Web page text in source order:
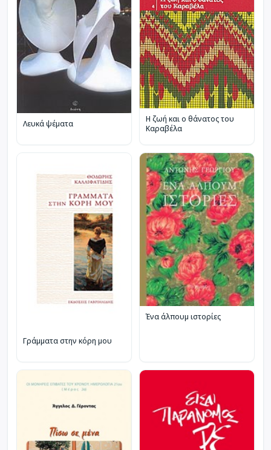
Λευκά ψέματα
Η ζωή και ο θάνατος του
Καραβέλα
Γράμματα στην κόρη μου
Ένα άλπουμ ιστορίες